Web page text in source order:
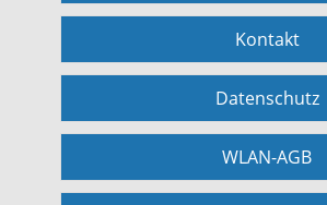
Kontakt
Datenschutz
WLAN-AGB